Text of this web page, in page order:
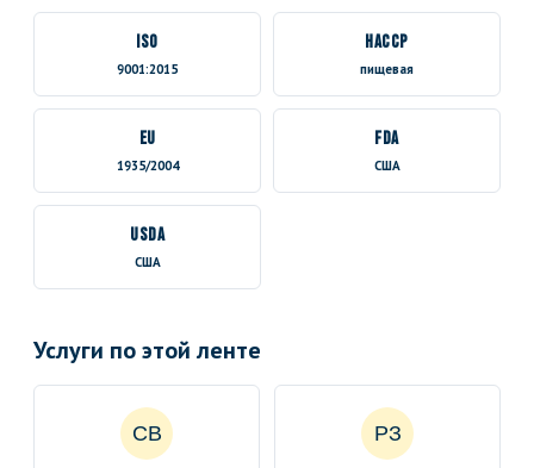
ISO
9001:2015
HACCP
пищевая
EU
1935/2004
FDA
США
USDA
США
Услуги по этой ленте
СВ РЗ